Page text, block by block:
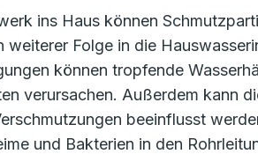
ins Haus können
weiterer Folge in die
können tropfende
verursachen. Außerdem kann
beeinflusst
und Bakterien in den